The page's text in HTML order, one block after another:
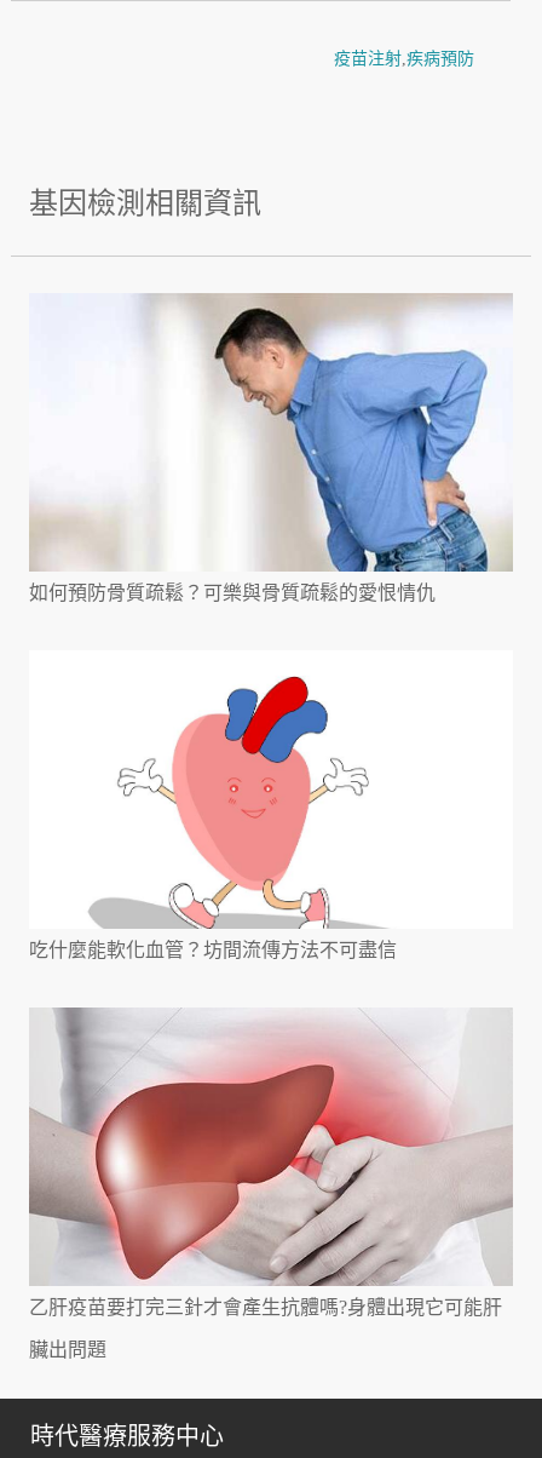
疫苗注射,疾病預防
基因檢測相關資訊
如何預防骨質疏鬆？可樂與骨質疏鬆的愛恨情仇
吃什麼能軟化血管？坊間流傳方法不可盡信
乙肝疫苗要打完三針才會產生抗體嗎?身體出現它可能肝
臟出問題
時代醫療服務中心